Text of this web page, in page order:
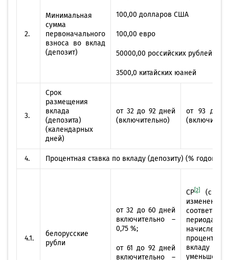
2.
Минимальная
сумма
первоначального
взноса во вклад
(депозит)
100,00 долларов США
100,00 евро
50000,00 российских рублей
3500,0 китайских юаней
3.
Срок
размещения
вклада
(депозита)
(календарных
дней)
от 32 до 92 дней
(включительно)
от 93 до
4. Процентная ставка по вкладу (депозиту) (% годовых):
4.1.
белорусские
рубли
от 32 до 60 дней
включительно –
0,75 %;
от 61 до 92 дней
включительно –
СР [2]
(с
периодах
начисления
вкладу